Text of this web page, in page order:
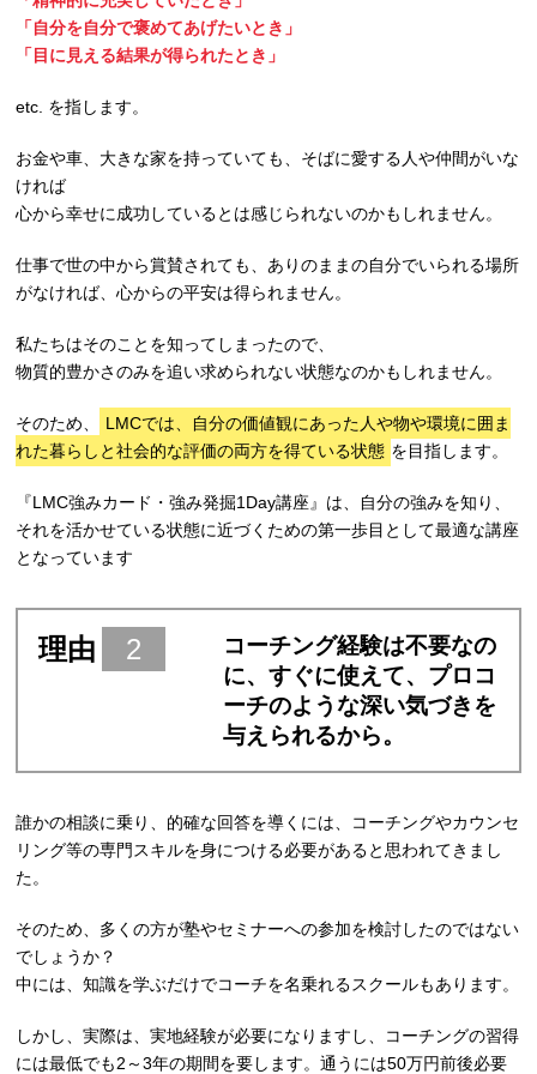
「自分を自分で褒めてあげたいとき」
「目に見える結果が得られたとき」
etc. を指します。
お金や車、大きな家を持っていても、そばに愛する人や仲間がいな
ければ
心から幸せに成功しているとは感じられないのかもしれません。
仕事で世の中から賞賛されても、ありのままの自分でいられる場所
がなければ、心からの平安は得られません。
私たちはそのことを知ってしまったので、
物質的豊かさのみを追い求められない状態なのかもしれません。
そのため、
LMCでは、自分の価値観にあった人や物や環境に囲ま
れた暮らしと社会的な評価の両方を得ている状態 を目指します。
『LMC強みカード・強み発掘1Day講座』は、自分の強みを知り、
それを活かせている状態に近づくための第一歩目として最適な講座
となっています
理由 2
コーチング経験は不要なの
に、すぐに使えて、プロコ
ーチのような深い気づきを
与えられるから。
誰かの相談に乗り、的確な回答を導くには、コーチングやカウンセ
リング等の専門スキルを身につける必要があると思われてきまし
た。
そのため、多くの方が塾やセミナーへの参加を検討したのではない
でしょうか？
中には、知識を学ぶだけでコーチを名乗れるスクールもあります。
しかし、実際は、実地経験が必要になりますし、コーチングの習得
には最低でも2～3年の期間を要します。通うには50万円前後必要